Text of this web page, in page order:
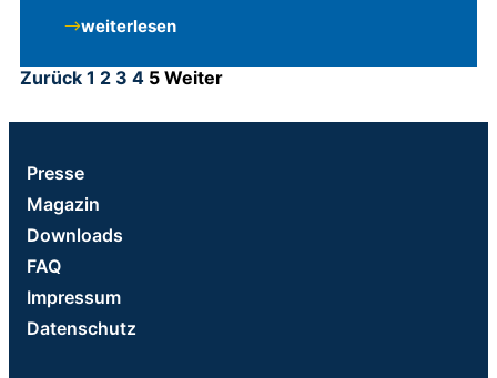
weiterlesen
Zurück 1 2 3 4 5 Weiter
Presse
Magazin
Downloads
FAQ
Impressum
Datenschutz